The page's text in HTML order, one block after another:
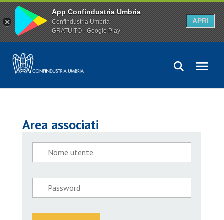
Area associati
App Confindustria Umbria
Confindustria Umbria
GRATUITO - Google Play
APRI